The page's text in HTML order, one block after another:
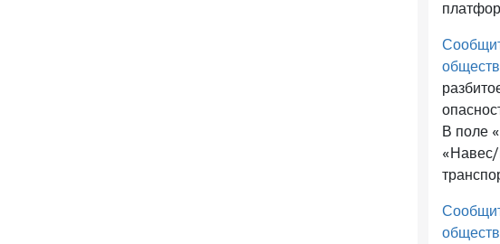
В поле